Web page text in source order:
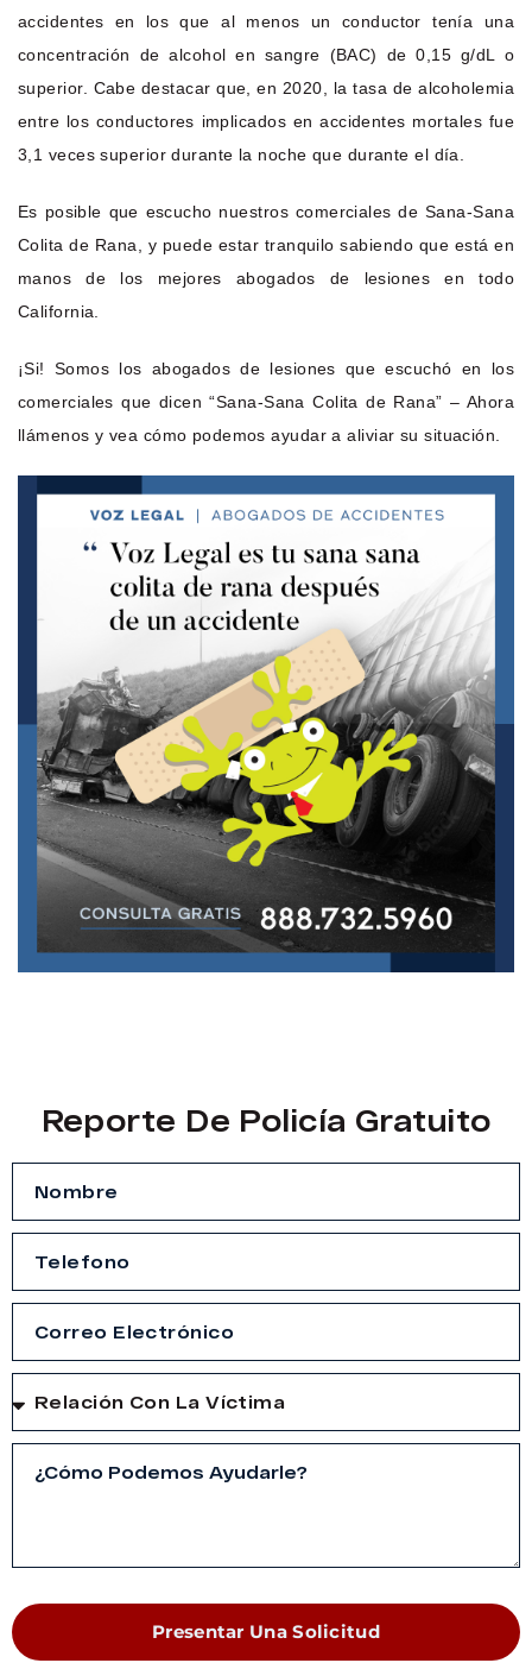
accidentes en los que al menos un conductor tenía una
concentración de alcohol en sangre (BAC) de 0,15 g/dL o
superior. Cabe destacar que, en 2020, la tasa de alcoholemia
entre los conductores implicados en accidentes mortales fue
3,1 veces superior durante la noche que durante el día.
Es posible que escucho nuestros comerciales de Sana-Sana
Colita de Rana, y puede estar tranquilo sabiendo que está en
manos de los mejores abogados de lesiones en todo
California.
¡Si! Somos los abogados de lesiones que escuchó en los
comerciales que dicen “Sana-Sana Colita de Rana” – Ahora
llámenos y vea cómo podemos ayudar a aliviar su situación.
Reporte De Policía Gratuito
Presentar Una Solicitud